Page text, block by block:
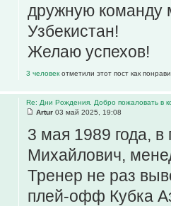
дружную команду
Узбекистан!
Желаю успехов!
3 человек отметили этот пост как
Re: Дни Рождения. Добро пожаловать в
Artur 03 май 2025, 19:08
3 мая 1989 года,
Михайлович,
Тренер не раз
плей-офф Кубка